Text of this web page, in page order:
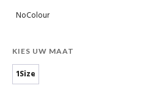
NoColour
KIES UW MAAT
1Size